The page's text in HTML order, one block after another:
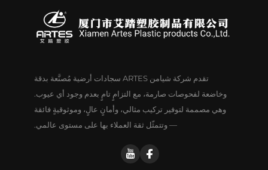
تقدم شركة شيامن ARTES سجادات أرضية مُصنَّعة بدقة
وخاضعة لفحوصات صارمة، مع التزامٍ تامٍ بعدم وجود أي عيوب.
وهي مصممة لتوفير تركيب مثالي، وأمانٍ عالٍ، وموثوقيةٍ فائقة
— وتتمثّل ثقة العملاء بها على مستوى عالمي.